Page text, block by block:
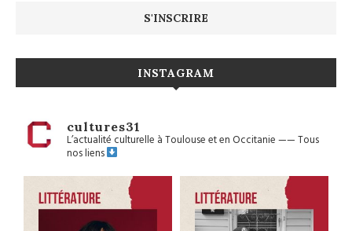
INSTAGRAM
cultures31
L’actualité culturelle à Toulouse et en Occitanie——Tous
nos liens